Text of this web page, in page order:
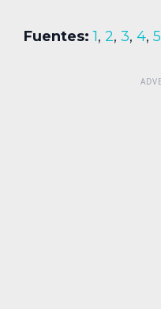
Fuentes: 1, 2, 3, 4, 5